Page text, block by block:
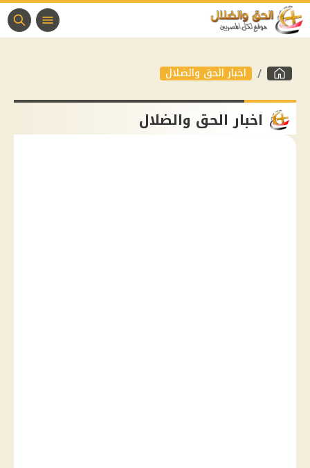
اخبار الحق والضلال
اخبار الحق والضلال